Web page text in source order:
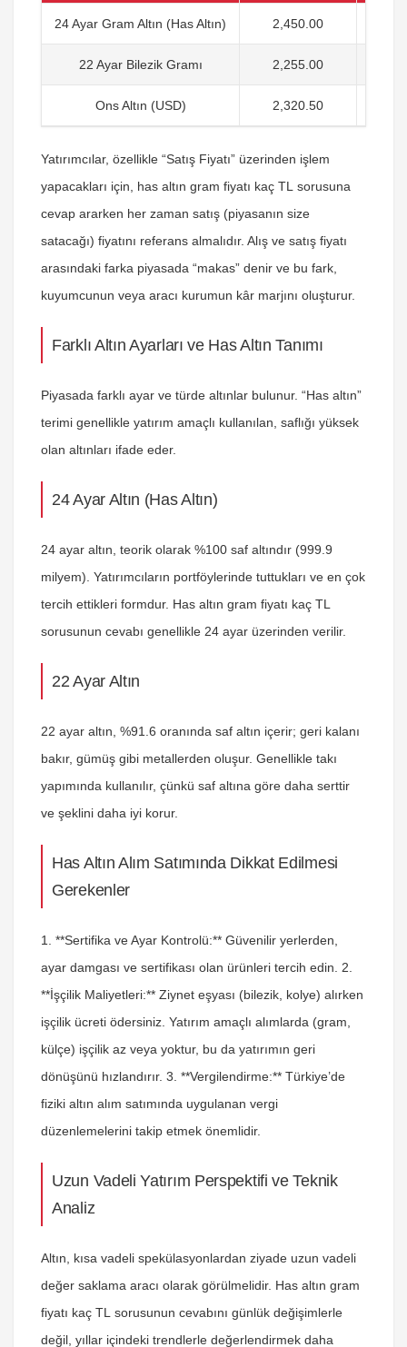
24 Ayar Gram Altın (Has Altın) 2,450.00
22 Ayar Bilezik Gramı 2,255.00
Ons Altın (USD) 2,320.50
Yatırımcılar, özellikle “Satış Fiyatı” üzerinden işlem
yapacakları için, has altın gram fiyatı kaç TL sorusuna
cevap ararken her zaman satış (piyasanın size
satacağı) fiyatını referans almalıdır. Alış ve satış fiyatı
arasındaki farka piyasada “makas” denir ve bu fark,
kuyumcunun veya aracı kurumun kâr marjını oluşturur.
Farklı Altın Ayarları ve Has Altın Tanımı
Piyasada farklı ayar ve türde altınlar bulunur. “Has altın”
terimi genellikle yatırım amaçlı kullanılan, saflığı yüksek
olan altınları ifade eder.
24 Ayar Altın (Has Altın)
24 ayar altın, teorik olarak %100 saf altındır (999.9
milyem). Yatırımcıların portföylerinde tuttukları ve en çok
tercih ettikleri formdur. Has altın gram fiyatı kaç TL
sorusunun cevabı genellikle 24 ayar üzerinden verilir.
22 Ayar Altın
22 ayar altın, %91.6 oranında saf altın içerir; geri kalanı
bakır, gümüş gibi metallerden oluşur. Genellikle takı
yapımında kullanılır, çünkü saf altına göre daha serttir
ve şeklini daha iyi korur.
Has Altın Alım Satımında Dikkat Edilmesi
Gerekenler
1. **Sertifika ve Ayar Kontrolü:** Güvenilir yerlerden,
ayar damgası ve sertifikası olan ürünleri tercih edin. 2.
**İşçilik Maliyetleri:** Ziynet eşyası (bilezik, kolye) alırken
işçilik ücreti ödersiniz. Yatırım amaçlı alımlarda (gram,
külçe) işçilik az veya yoktur, bu da yatırımın geri
dönüşünü hızlandırır. 3. **Vergilendirme:** Türkiye’de
fiziki altın alım satımında uygulanan vergi
düzenlemelerini takip etmek önemlidir.
Uzun Vadeli Yatırım Perspektifi ve Teknik
Analiz
Altın, kısa vadeli spekülasyonlardan ziyade uzun vadeli
değer saklama aracı olarak görülmelidir. Has altın gram
fiyatı kaç TL sorusunun cevabını günlük değişimlerle
değil, yıllar içindeki trendlerle değerlendirmek daha